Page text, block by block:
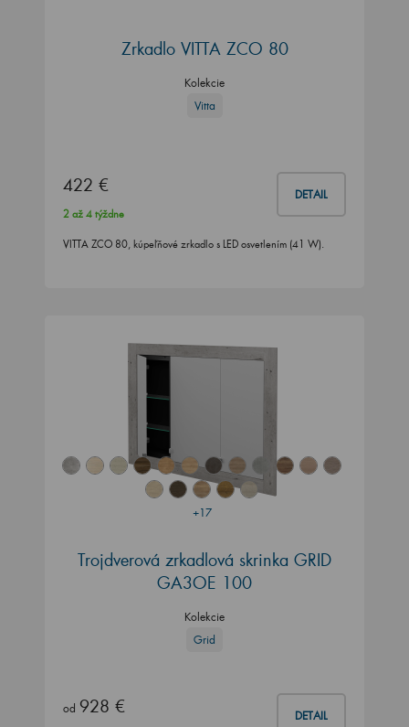
Zrkadlo VITTA ZCO 80
Kolekcie
Vitta
422 € DETAIL
2 až 4 týždne
VITTA ZCO 80, kúpeľňové zrkadlo s LED osvetlením (41 W).
+17
Trojdverová zrkadlová skrinka GRID
GA3OE 100
Kolekcie
Grid
od 928 € DETAIL